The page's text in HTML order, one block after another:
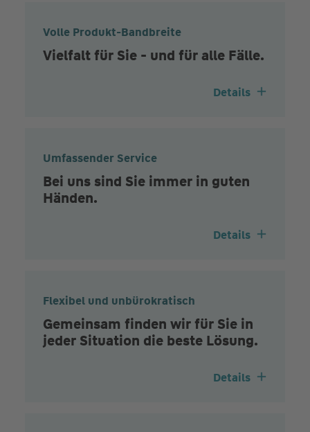
Volle Produkt-Bandbreite
Vielfalt für Sie - und für alle Fälle.
Details
Umfassender Service
Bei uns sind Sie immer in guten
Händen.
Details
Flexibel und unbürokratisch
Gemeinsam finden wir für Sie in
jeder Situation die beste Lösung.
Details